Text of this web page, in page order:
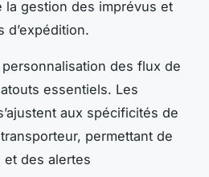
la gestion des imprévus et
d’expédition.
personnalisation des flux de
essentiels. Les
aux spécificités de
permettant de
des alertes